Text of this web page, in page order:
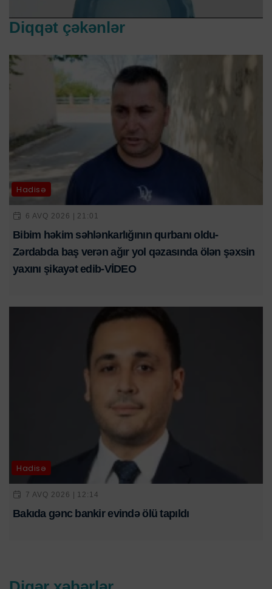
Diqqət çəkənlər
Hadisə
6 AVQ 2026 | 21:01
Bibim həkim səhlənkarlığının qurbanı oldu-
Zərdabda baş verən ağır yol qəzasında ölən şəxsin
yaxını şikayət edib-VİDEO
Hadisə
7 AVQ 2026 | 12:14
Bakıda gənc bankir evində ölü tapıldı